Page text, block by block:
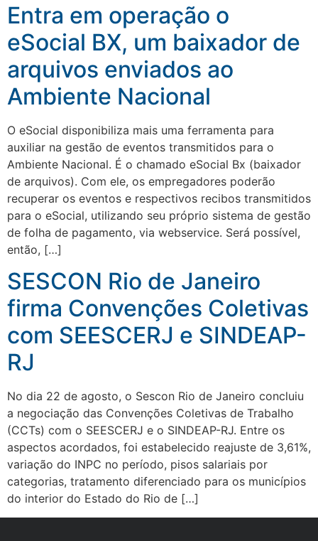
Entra em operação o
eSocial BX, um baixador de
arquivos enviados ao
Ambiente Nacional
O eSocial disponibiliza mais uma ferramenta para
auxiliar na gestão de eventos transmitidos para o
Ambiente Nacional. É o chamado eSocial Bx (baixador
de arquivos). Com ele, os empregadores poderão
recuperar os eventos e respectivos recibos transmitidos
para o eSocial, utilizando seu próprio sistema de gestão
de folha de pagamento, via webservice. Será possível,
então, […]
SESCON Rio de Janeiro
firma Convenções Coletivas
com SEESCERJ e SINDEAP-
RJ
No dia 22 de agosto, o Sescon Rio de Janeiro concluiu
a negociação das Convenções Coletivas de Trabalho
(CCTs) com o SEESCERJ e o SINDEAP-RJ. Entre os
aspectos acordados, foi estabelecido reajuste de 3,61%,
variação do INPC no período, pisos salariais por
categorias, tratamento diferenciado para os municípios
do interior do Estado do Rio de […]